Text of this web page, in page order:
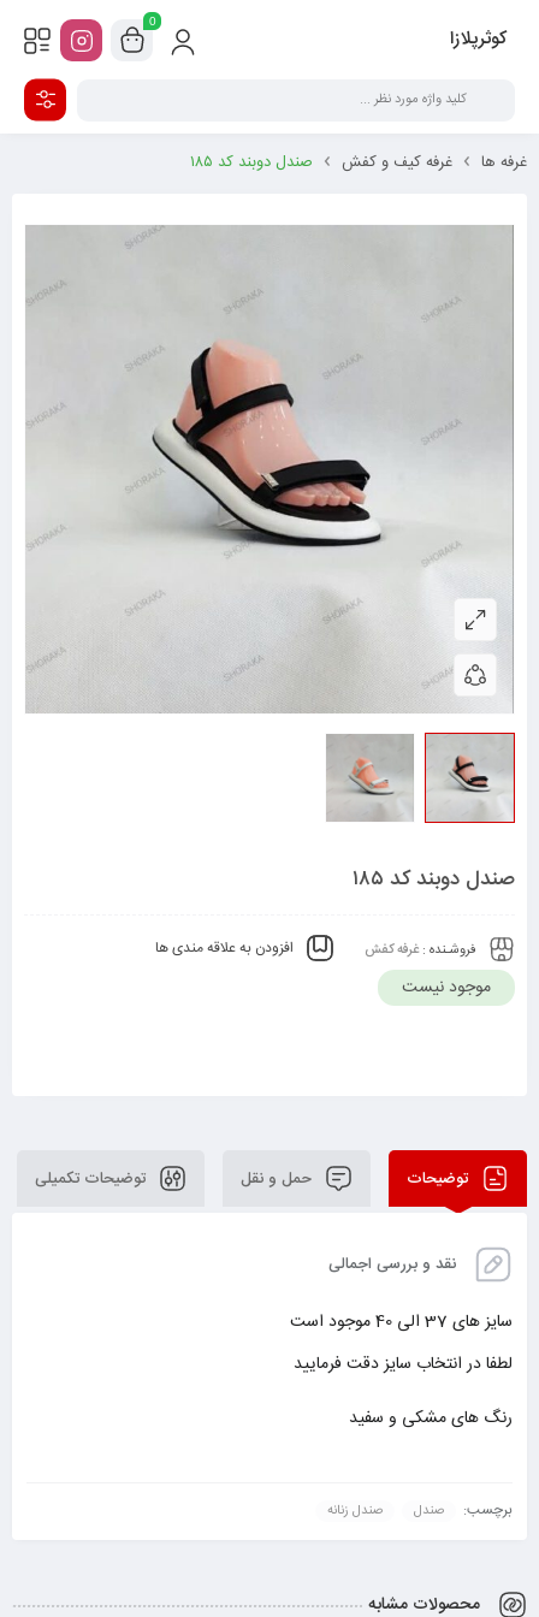
کوثرپلازا
0
غرفه ها غرفه کیف و کفش صندل دوبند کد ۱۸۵
صندل دوبند کد ۱۸۵
فروشـنده :غرفه کفش افزودن به علاقه مندی ها
موجود نیست
توضیحات حمل و نقل توضیحات تکمیلی
نقد و بررسی اجمالی
سایز های 37 الی 40 موجود است
لطفا در انتخاب سایز دقت فرمایید
رنگ های مشکی و سفید
برچسب: صندل صندل زنانه
محصولات مشابه